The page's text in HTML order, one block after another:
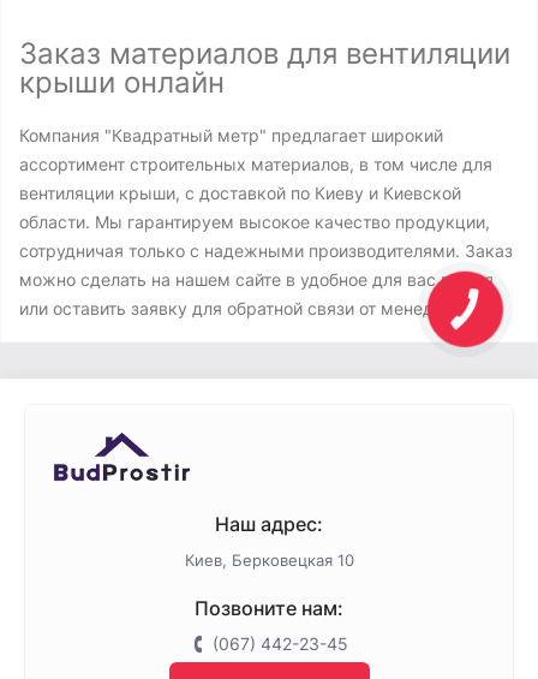
Заказ материалов для вентиляции
крыши онлайн
Компания "Квадратный метр" предлагает широкий
ассортимент строительных материалов, в том числе для
вентиляции крыши, с доставкой по Киеву и Киевской
области. Мы гарантируем высокое качество продукции,
сотрудничая только с надежными производителями. Заказ
можно сделать на нашем сайте в удобное для вас время
или оставить заявку для обратной связи от менеджера.
Наш адрес:
Киев, Берковецкая 10
Позвоните нам:
(067) 442-23-45